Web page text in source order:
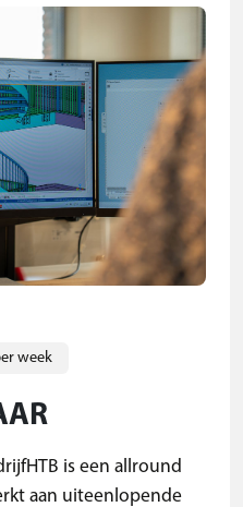
week
is een allround
aan uiteenlopende